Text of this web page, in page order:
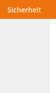
Sicherheit